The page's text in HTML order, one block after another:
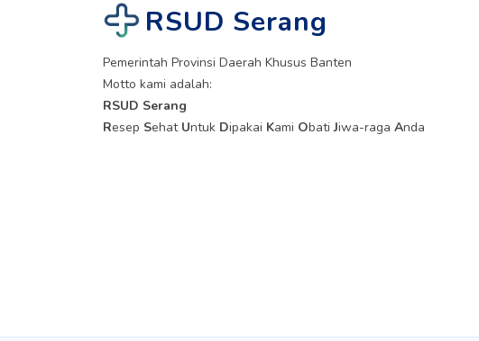
RSUD Serang
Pemerintah Provinsi Daerah Khusus Banten
Motto kami adalah:
RSUD Serang
Resep Sehat Untuk Dipakai Kami ObatiJiwa-raga Anda